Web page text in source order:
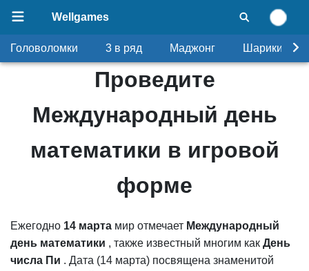
Wellgames
Головоломки 3 в ряд Маджонг Шарики
Проведите
Международный день
математики в игровой
форме
Ежегодно 14 марта мир отмечает Международный
день математики , также известный многим как День
числа Пи . Дата (14 марта) посвящена знаменитой